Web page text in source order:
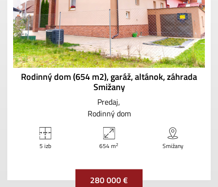
Rodinný dom (654 m2), garáž, altánok, záhrada
Smižany
Predaj
Rodinný dom
5 izb 654 m2 Smižany
280 000 €